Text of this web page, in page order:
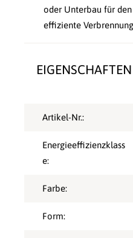
oder Unterbau für
effiziente Verbrennung
EIGENSCHAFTEN
Artikel-Nr.:
Energieeffizienzklass
e:
Farbe:
Form: